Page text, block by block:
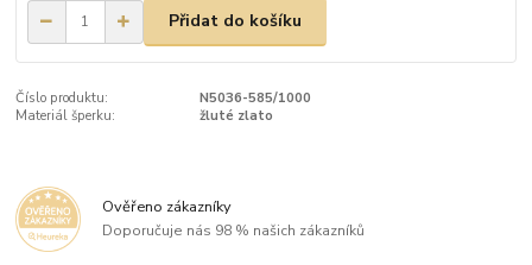
Přidat do košíku
Číslo produktu:
N5036-585/1000
Materiál šperku:
žluté zlato
Ověřeno zákazníky
Doporučuje nás 98 % našich zákazníků